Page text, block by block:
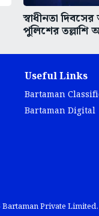
স্বাধীনতা
পুলিশের তল্লাশি
Useful Links
Bartaman
Bartaman Digital
Private Limited.